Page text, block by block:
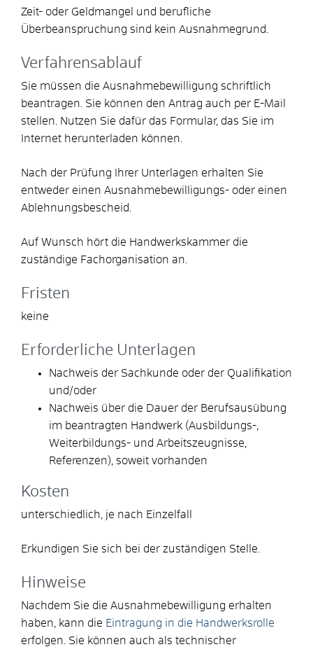
Zeit- oder Geldmangel und berufliche
Überbeanspruchung sind kein Ausnahmegrund.
Verfahrensablauf
Sie müssen die Ausnahmebewilligung schriftlich
beantragen. Sie können den Antrag auch per E-Mail
stellen.
Nutzen Sie dafür das Formular, das Sie im
Internet herunterladen können.
Nach der Prüfung Ihrer Unterlagen erhalten Sie
entweder einen Ausnahmebewilligungs- oder einen
Ablehnungsbescheid.
Auf Wunsch hört die Handwerkskammer die
zuständige Fachorganisation an.
Fristen
keine
Erforderliche Unterlagen
Nachweis der Sachkunde oder der Qualifikation
und/oder
Nachweis über die Dauer der Berufsausübung
im beantragten Handwerk (Ausbildungs-,
Weiterbildungs- und Arbeitszeugnisse,
Referenzen), soweit vorhanden
Kosten
unterschiedlich, je nach Einzelfall
Erkundigen Sie sich bei der zuständigen Stelle.
Hinweise
Nachdem Sie die Ausnahmebewilligung erhalten
haben, kann die Eintragung in die Handwerksrolle
erfolgen. Sie können auch als technischer